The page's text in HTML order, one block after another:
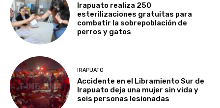
Irapuato realiza 250
esterilizaciones gratuitas para
combatir la sobrepoblación de
perros y gatos
IRAPUATO
Accidente en el Libramiento Sur de
Irapuato deja una mujer sin vida y
seis personas lesionadas